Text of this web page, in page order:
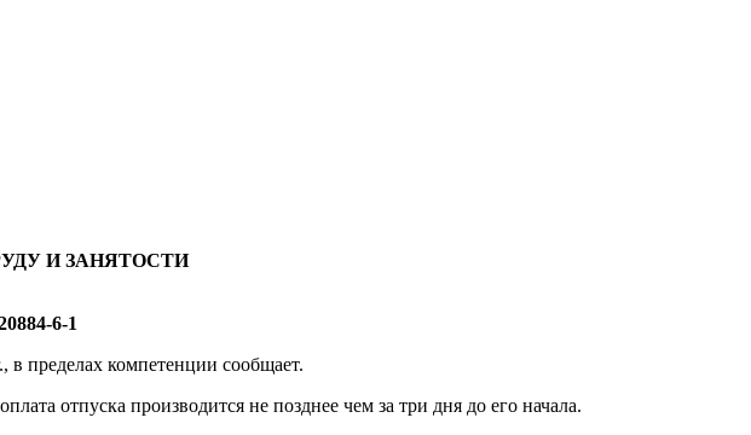
И ЗАНЯТОСТИ
6-1
в пределах компетенции сообщает.
отпуска производится не позднее чем за три дня до его начала.